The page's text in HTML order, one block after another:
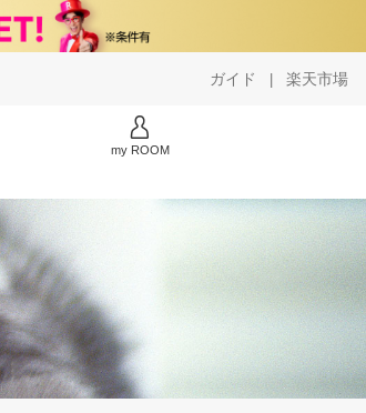
ガイド | 楽天市場
my ROOM